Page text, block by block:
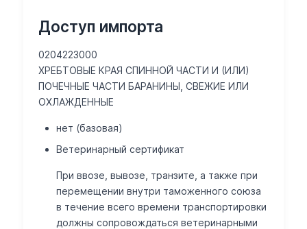
Доступ импорта
0204223000
ХРЕБТОВЫЕ КРАЯ СПИННОЙ ЧАСТИ И (ИЛИ)
ПОЧЕЧНЫЕ ЧАСТИ БАРАНИНЫ, СВЕЖИЕ ИЛИ
ОХЛАЖДЕННЫЕ
нет (базовая)
Ветеринарный сертификат
При ввозе, вывозе, транзите, а также при
перемещении внутри таможенного союза
в течение всего времени транспортировки
должны сопровождаться ветеринарными